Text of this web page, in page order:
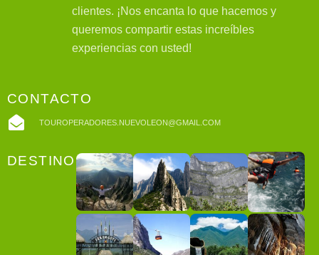
clientes. ¡Nos encanta lo que hacemos y
queremos compartir estas increíbles
experiencias con usted!
CONTACTO
TOUROPERADORES.NUEVOLEON@GMAIL.COM
DESTINOS